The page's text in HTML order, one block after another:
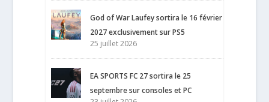
God of War Laufey sortira le 16 février
2027 exclusivement sur PS5
25 juillet 2026
EA SPORTS FC 27 sortira le 25
septembre sur consoles et PC